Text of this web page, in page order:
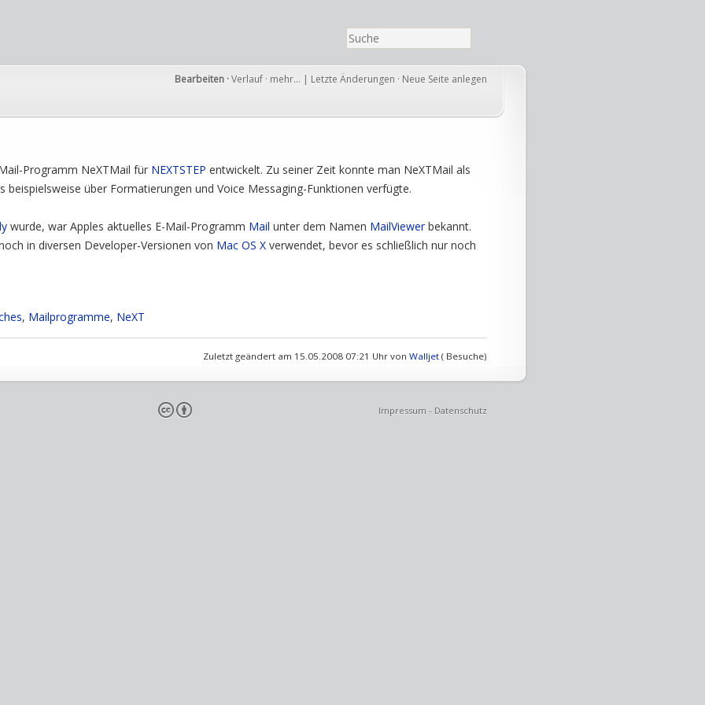
Bearbeiten ·Verlauf · mehr… | Letzte Änderungen · Neue Seite anlegen
Programm NeXTMail für NEXTSTEP entwickelt. Zu seiner Zeit konnte man NeXTMail als
beispielsweise über Formatierungen und Voice Messaging-Funktionen verfügte.
wurde, war Apples aktuelles E-Mail-Programm Mail unter dem Namen MailViewerbekannt.
in diversen Developer-Versionen von Mac OS X verwendet, bevor es schließlich nur noch
, Mailprogramme, NeXT
Zuletzt geändert am 15.05.2008 07:21 Uhr von Walljet ( Besuche)
Impressum - Datenschutz
cb